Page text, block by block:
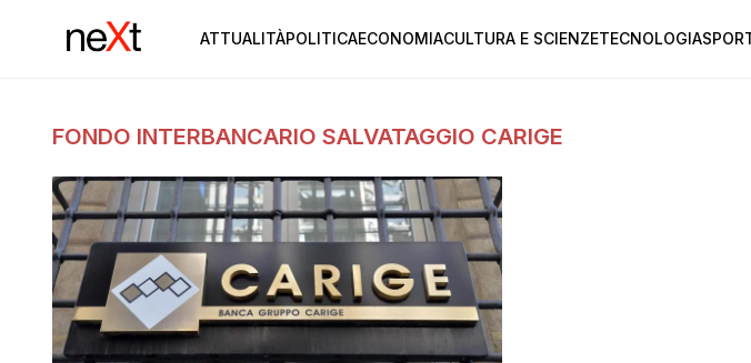
ATTUALITÀPOLITICAECONOMIACULTURA E SCIENZETECNOLOGIA
FONDO INTERBANCARIO SALVATAGGIO CARIGE